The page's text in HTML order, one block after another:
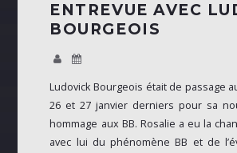
ENTREVUE AVEC
BOURGEOIS
Ludovick Bourgeois était de passage
26 et 27 janvier derniers pour sa
hommage aux BB. Rosalie a eu la
avec lui du phénomène BB et de